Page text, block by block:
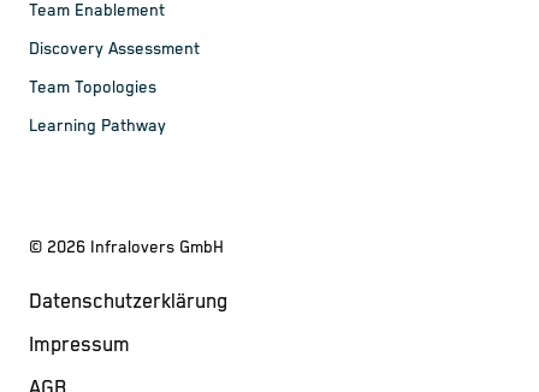
Team Enablement
Discovery Assessment
Team Topologies
Learning Pathway
© 2026 Infralovers GmbH
Datenschutzerklärung
Impressum